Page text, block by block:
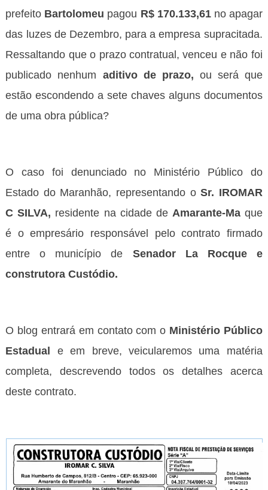
prefeito Bartolomeu pagou R$ 170.133,61 no apagar
das luzes de Dezembro, para a empresa supracitada.
Ressaltando que o prazo contratual, venceu e não foi
publicado nenhum aditivo de prazo, ou será que
estão escondendo a sete chaves alguns documentos
de uma obra pública?
O caso foi denunciado no Ministério Público do
Estado do Maranhão, representando oSr. IROMAR
C SILVA, residente na cidade de Amarante-Ma que
é oempresário responsável pelo contrato firmado
entre o município de Senador La Rocque e
construtora Custódio.
O blog entrará em contato com o Ministério Público
Estadual e em breve, veicularemos uma matéria
completa, descrevendo todos os detalhes acerca
deste contrato.